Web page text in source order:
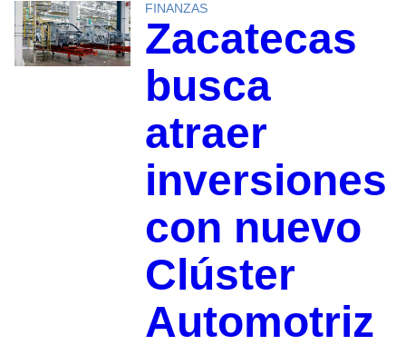
FINANZAS
Zacatecas
busca
atraer
inversiones
con nuevo
Clúster
Automotriz